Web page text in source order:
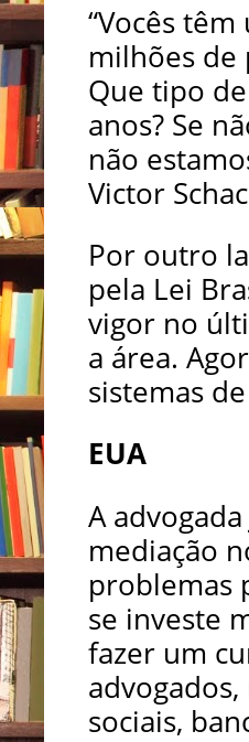
“Vocês
milhões de
Que tipo
anos? Se
não
Victor
Por outro
pela Lei
vigor no
a área.
sistemas
EUA
A
mediação
problemas
se investe
fazer um
sociais,